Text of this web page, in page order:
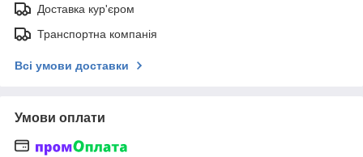
Доставка кур'єром
Транспортна компанія
Всі умови доставки
Умови оплати